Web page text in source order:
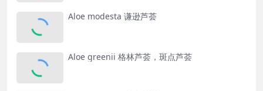
Aloe modesta 谦逊芦荟
Aloe greenii 格林芦荟，斑点芦荟